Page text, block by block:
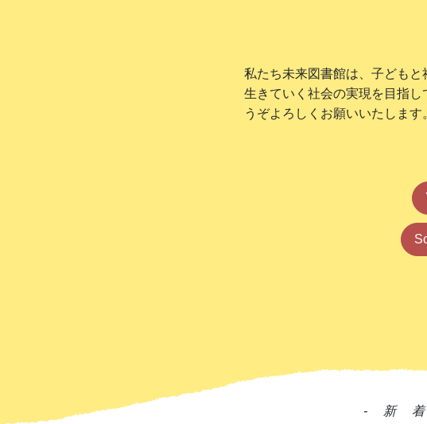
私たち未来図書館は、子ども
生きていく社会の実現を目指
うぞよろしくお願いいたします
-新